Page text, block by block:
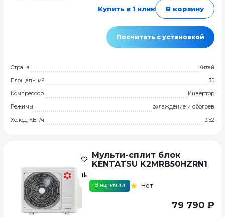
Купить в 1 клик В корзину
Посчитать с установкой
Страна
Китай
Площадь, м²
35
Компрессор
Инвертор
Режимы
охлаждение и обогрев
Холод, КВт/ч
3.52
Мульти-сплит блок
KENTATSU K2MRB50HZRN1
В наличии Нет
79 790 ₽